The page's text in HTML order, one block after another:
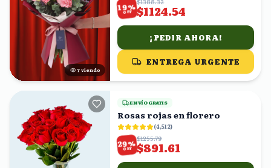
8 viendo
19%
OFF $1124.54
¡PEDIR AHORA!
ENTREGA URGENTE
ENVÍO GRATIS
Rosas rojas en florero
(4,512)
29%
OFF
$1255.79
$891.61